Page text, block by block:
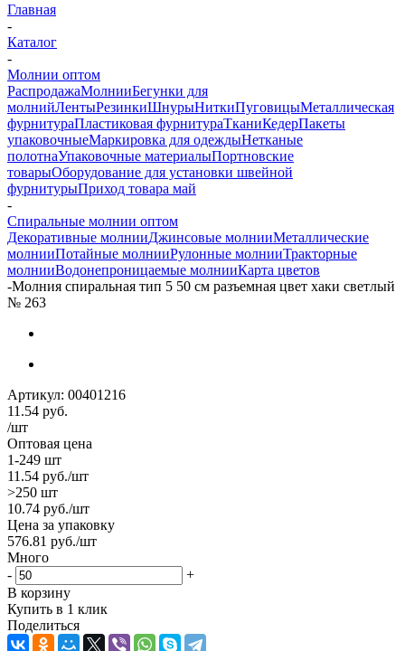
Главная
-
Каталог
-
Молнии оптом
РаспродажаМолнииБегунки для
молнийЛентыРезинкиШнурыНиткиПуговицыМеталлическая
фурнитураПластиковая фурнитураТканиКедерПакеты
упаковочныеМаркировка для одеждыНетканые
полотнаУпаковочные материалыПортновские
товарыОборудование для установки швейной
фурнитурыПриход товара май
-
Спиральные молнии оптом
Декоративные молнииДжинсовые молнииМеталлические
молнииПотайные молнииРулонные молнииТракторные
молнииВодонепроницаемые молнииКарта цветов
-Молния спиральная тип 5 50 см разъемная цвет хаки светлый
№ 263
Артикул: 00401216
11.54 руб.
/шт
Оптовая цена
1-249 шт
11.54 руб./шт
>250 шт
10.74 руб./шт
Цена за упаковку
576.81 руб./шт
Много
-
+
В корзину
Купить в 1 клик
Поделиться